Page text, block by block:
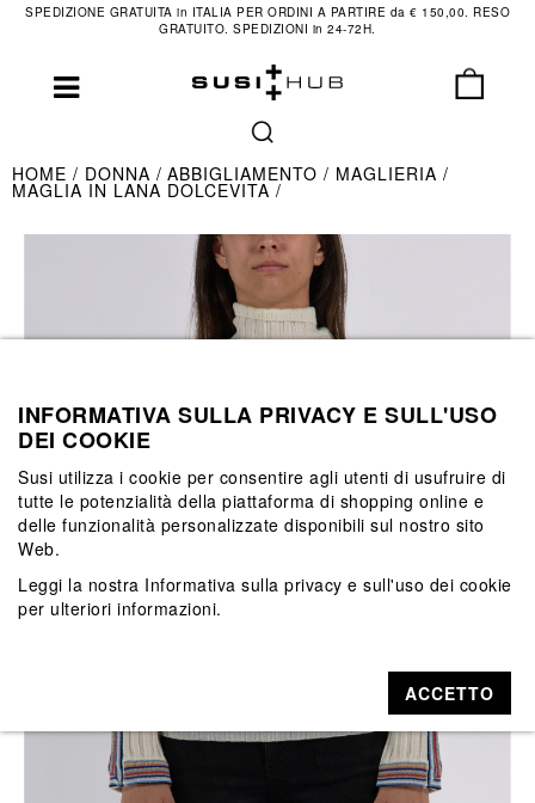
SPEDIZIONE GRATUITA in ITALIA PER ORDINI A PARTIRE da € 150,00. RESO
GRATUITO. SPEDIZIONI in 24-72H.
HOME DONNA ABBIGLIAMENTO MAGLIERIA
MAGLIA IN LANA DOLCEVITA
INFORMATIVA SULLA PRIVACY E SULL'USO
DEI COOKIE
Susi utilizza i cookie per consentire agli utenti di usufruire di
tutte le potenzialità della piattaforma di shopping online e
delle funzionalità personalizzate disponibili sul nostro sito
Web.
Leggi la nostra Informativa sulla privacy e sull'uso dei cookie
per ulteriori informazioni.
ACCETTO